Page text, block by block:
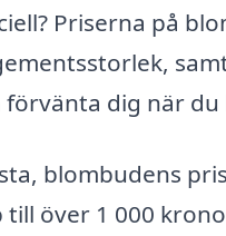
Priserna på
förvänta dig när
blombudens
till över 1 000